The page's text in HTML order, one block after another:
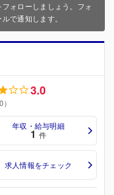
ォローしましょう。フォ
で通知します。
3.0
年収・給与明細
1 件
求人情報をチェック